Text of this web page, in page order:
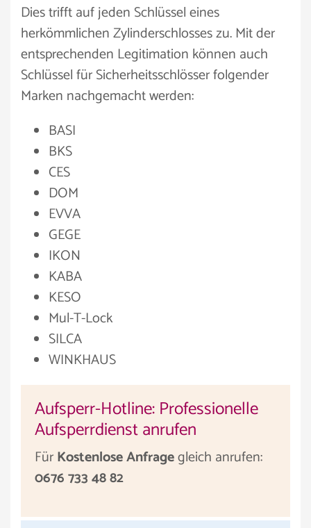
Dies trifft auf jeden Schlüssel eines
herkömmlichen Zylinderschlosses zu. Mit der
entsprechenden Legitimation können auch
Schlüssel für Sicherheitsschlösser folgender
Marken nachgemacht werden:
BASI
BKS
CES
DOM
EVVA
GEGE
IKON
KABA
KESO
Mul-T-Lock
SILCA
WINKHAUS
Aufsperr-Hotline: Professionelle
Aufsperrdienst anrufen
FürKostenlose Anfragegleich anrufen:
0676 733 48 82